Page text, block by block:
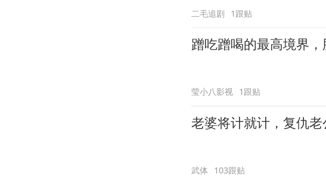
二毛追剧 1跟贴
蹭吃蹭喝的最高境界
莹小八影视 1跟贴
老婆将计就计，复仇老
武体 103跟贴